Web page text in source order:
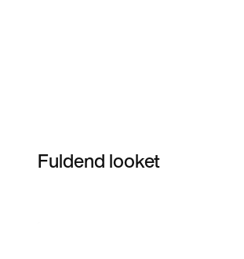
Fuldend looket